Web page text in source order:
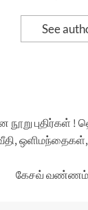
See
நூறு புதிர்கள் !
ஒளிமந்தைகள்,
கேசவ் வண்ணம்